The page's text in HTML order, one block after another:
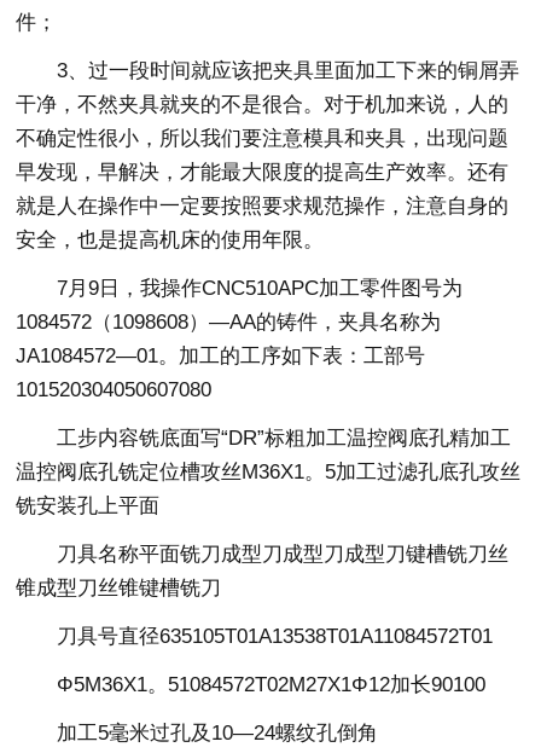
件；
3、过一段时间就应该把夹具里面加工下来的铜屑弄
干净，不然夹具就夹的不是很合。对于机加来说，人的
不确定性很小，所以我们要注意模具和夹具，出现问题
早发现，早解决，才能最大限度的提高生产效率。还有
就是人在操作中一定要按照要求规范操作，注意自身的
安全，也是提高机床的使用年限。
7月9日，我操作CNC510APC加工零件图号为
1084572（1098608）—AA的铸件，夹具名称为
JA1084572—01。加工的工序如下表：工部号
101520304050607080
工步内容铣底面写“DR”标粗加工温控阀底孔精加工
温控阀底孔铣定位槽攻丝M36X1。5加工过滤孔底孔攻丝
铣安装孔上平面
刀具名称平面铣刀成型刀成型刀成型刀键槽铣刀丝
锥成型刀丝锥键槽铣刀
刀具号直径635105T01A13538T01A11084572T01
Φ5M36X1。51084572T02M27X1Φ12加长90100
加工5毫米过孔及10—24螺纹孔倒角